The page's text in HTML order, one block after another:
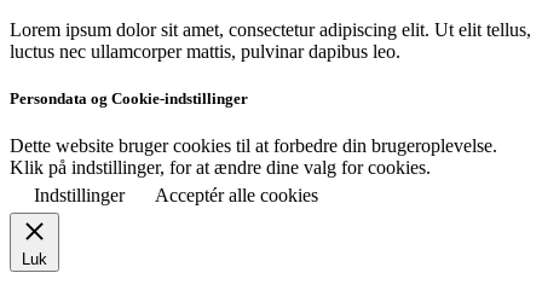
Lorem ipsum dolor sit amet, consectetur adipiscing elit. Ut elit tellus,
luctus nec ullamcorper mattis, pulvinar dapibus leo.
Persondata og Cookie-indstillinger
Dette website bruger cookies til at forbedre din brugeroplevelse.
Klik på indstillinger, for at ændre dine valg for cookies.
Indstillinger
Acceptér alle cookies
Luk